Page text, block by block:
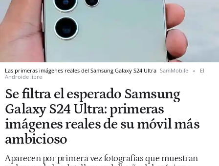
Las primeras imágenes reales del Samsung Galaxy S24 Ultra SamMobile
El
Androide libre
Se filtra el esperado Samsung
Galaxy S24 Ultra: primeras
imágenes reales de su móvil más
ambicioso
Aparecen por primera vez fotografías que muestran